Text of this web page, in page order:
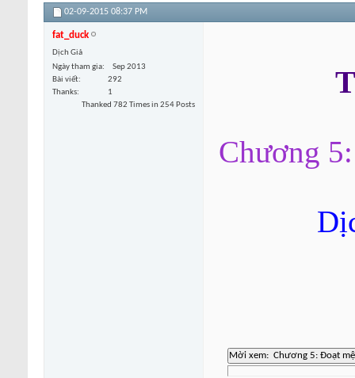
02-09-2015 08:37 PM
fat_duck
Dịch Giả
Ngày tham gia
Sep 2013
Bài viết
292
Thanks
1
Thanked 782 Times in 254 Posts
Chương